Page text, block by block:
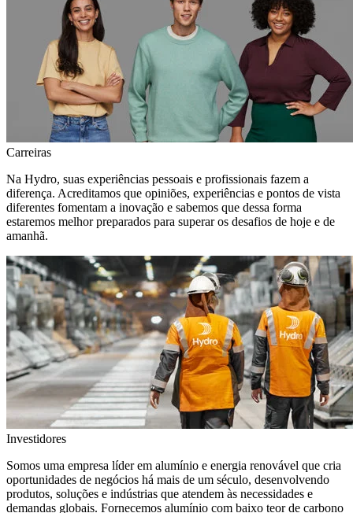
Carreiras
Na Hydro, suas experiências pessoais e profissionais fazem a
diferença. Acreditamos que opiniões, experiências e pontos de vista
diferentes fomentam a inovação e sabemos que dessa forma
estaremos melhor preparados para superar os desafios de hoje e de
amanhã.
Investidores
Somos uma empresa líder em alumínio e energia renovável que cria
oportunidades de negócios há mais de um século, desenvolvendo
produtos, soluções e indústrias que atendem às necessidades e
demandas globais. Fornecemos alumínio com baixo teor de carbono